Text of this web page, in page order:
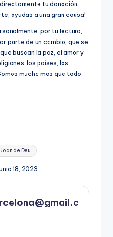
tu donación.
ayudas a una gran causa!
por tu lectura,
parte de un cambio, que se
buscan la paz, el amor y
los países, las
mucho mas que todo
de Deu
18, 2023